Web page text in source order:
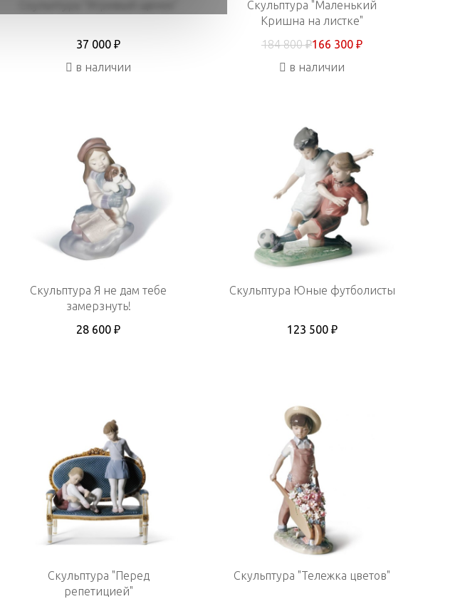
37 000 ₽
в наличии
Скульптура "Маленький
Кришна на листке"
184 800 ₽166 300 ₽
в наличии
Скульптура Я не дам тебе
замерзнуть!
28 600 ₽
Скульптура Юные футболисты
123 500 ₽
Скульптура "Перед
репетицией"
Скульптура "Тележка цветов"